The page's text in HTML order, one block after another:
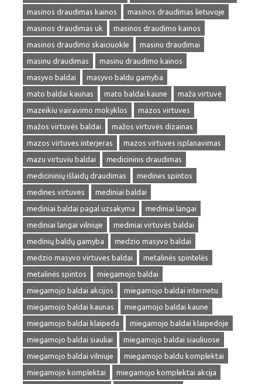
masinos draudimas kainos
masinos draudimas lietuvoje
masinos draudimas uk
masinos draudimo kainos
masinos draudimo skaiciuokle
masinu draudimai
masinu draudimas
masinu draudimo kainos
masyvo baldai
masyvo baldu gamyba
mato baldai kaunas
mato baldai kaune
maža virtuvė
mazeikiu vairavimo mokyklos
mazos virtuves
mažos virtuvės baldai
mažos virtuvės dizainas
mazos virtuves interjeras
mazos virtuves isplanavimas
mazu virtuviu baldai
medicininis draudimas
medicininių išlaidų draudimas
medines spintos
medines virtuves
mediniai baldai
mediniai baldai pagal uzsakyma
mediniai langai
mediniai langai vilniuje
mediniai virtuvės baldai
medinių baldų gamyba
medzio masyvo baldai
medzio masyvo virtuves baldai
metalinės spintelės
metalinės spintos
miegamojo baldai
miegamojo baldai akcijos
miegamojo baldai internetu
miegamojo baldai kaunas
miegamojo baldai kaune
miegamojo baldai klaipeda
miegamojo baldai klaipedoje
miegamojo baldai siauliai
miegamojo baldai siauliuose
miegamojo baldai vilniuje
miegamojo baldu komplektai
miegamojo komplektai
miegamojo komplektai akcija